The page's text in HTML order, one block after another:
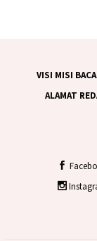
VISI MISI
ALAMAT